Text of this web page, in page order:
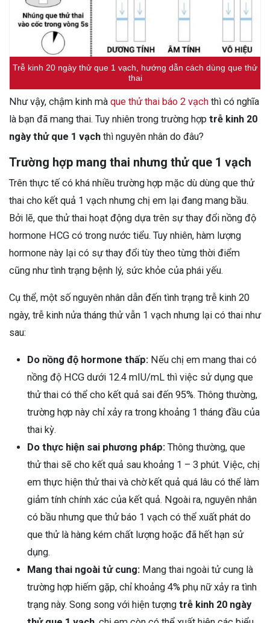
Trễ kinh 20 ngày thử que 1 vạch, hướng dẫn cách dùng que thử
thai
Như vậy, chậm kinh mà que thử thai báo 2 vạch thì có nghĩa
là bạn đã mang thai. Tuy nhiên trong trường hợp trễ kinh 20
ngày thử que 1 vạch thì nguyên nhân do đâu?
Trường hợp mang thai nhưng thử que 1 vạch
Trên thực tế có khá nhiều trường hợp mặc dù dùng que thử
thai cho kết quả 1 vạch nhưng chị em lại đang mang bầu.
Bởi lẽ, que thử thai hoạt động dựa trên sự thay đổi nồng độ
hormone HCG có trong nước tiểu. Tuy nhiên, hàm lượng
hormone này lại có sự thay đổi tùy theo từng thời điểm
cũng như tình trạng bệnh lý, sức khỏe của phái yếu.
Cụ thể, một số nguyên nhân dẫn đến tình trạng trễ kinh 20
ngày, trễ kinh nửa tháng thử vẫn 1 vạch nhưng lại có thai như
sau:
Do nồng độ hormone thấp: Nếu chị em mang thai có
nồng độ HCG dưới 12.4 mIU/mL thì việc sử dụng que
thử thai có thể cho kết quả sai đến 95%. Thông thường,
trường hợp này chỉ xảy ra trong khoảng 1 tháng đầu của
thai kỳ.
Do thực hiện sai phương pháp: Thông thường, que
thử thai sẽ cho kết quả sau khoảng 1 – 3 phút. Việc, chị
em thực hiện thử thai và chờ kết quả quá lâu có thể làm
giảm tính chính xác của kết quả. Ngoài ra, nguyên nhân
có bầu nhưng que thử báo 1 vạch có thể xuất phát do
que thử là hàng kém chất lượng hoặc đã hết hạn sử
dụng.
Mang thai ngoài tử cung: Mang thai ngoài tử cung là
trường hợp hiếm gặp, chỉ khoảng 4% phụ nữ xảy ra tình
trạng này. Song song với hiện tượng trễ kinh 20 ngày